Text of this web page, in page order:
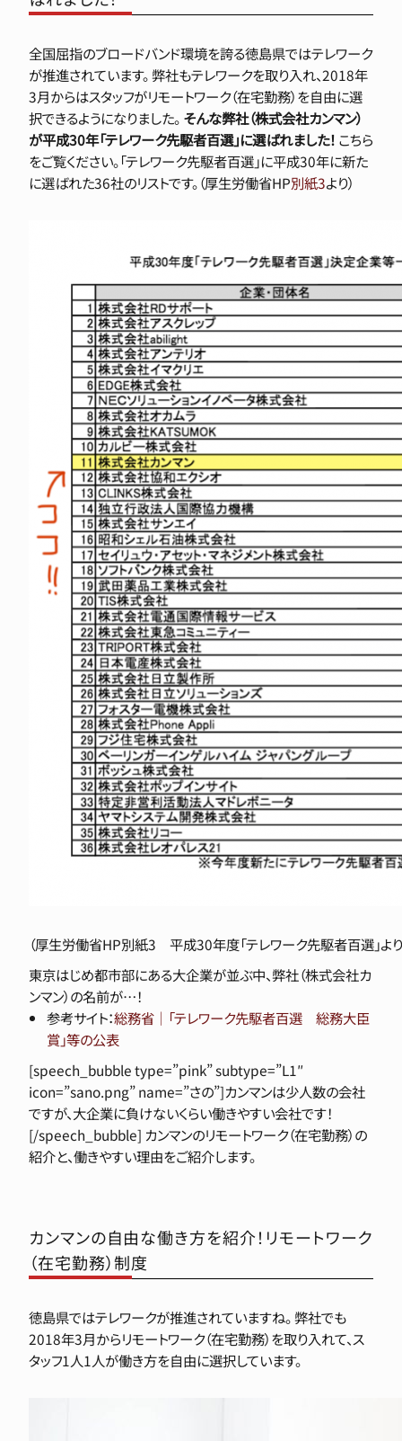
全国屈指のブロードバンド環境を誇る徳島県ではテレワーク
が推進されています。 弊社もテレワークを取り入れ、2018年
3月からはスタッフがリモートワーク（在宅勤務）を自由に選
択できるようになりました。 そんな弊社（株式会社カンマン）
が平成30年「テレワーク先駆者百選」に選ばれました！ こちら
をご覧ください。「テレワーク先駆者百選」に平成30年に新た
に選ばれた36社のリストです。（厚生労働省HP別紙3より）
（厚生労働省HP別紙3 平成30年度「テレワーク先駆者百選」より
東京はじめ都市部にある大企業が並ぶ中、弊社（株式会社カ
ンマン）の名前が…！
参考サイト：総務省｜「テレワーク先駆者百選 総務大臣
賞」等の公表
[speech_bubble type=”pink” subtype=”L1″
icon=”sano.png” name=”さの”]カンマンは少人数の会社
ですが、大企業に負けないくらい働きやすい会社です！
[/speech_bubble] カンマンのリモートワーク（在宅勤務）の
紹介と、働きやすい理由をご紹介します。
カンマンの自由な働き方を紹介！リモートワーク
（在宅勤務）制度
徳島県ではテレワークが推進されていますね。 弊社でも
2018年3月からリモートワーク（在宅勤務）を取り入れて、ス
タッフ1人1人が働き方を自由に選択しています。